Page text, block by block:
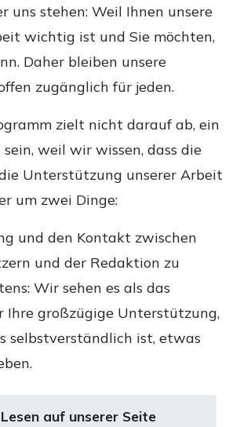
uns stehen: Weil Ihnen unsere
wichtig ist und Sie möchten,
Daher bleiben unsere
zugänglich für jeden.
zielt nicht darauf ab, ein
sein, weil wir wissen, dass die
Unterstützung unserer Arbeit
um zwei Dinge:
und den Kontakt zwischen
und der Redaktion zu
Wir sehen es als das
Ihre großzügige Unterstützung,
selbstverständlich ist, etwas
auf unserer Seite